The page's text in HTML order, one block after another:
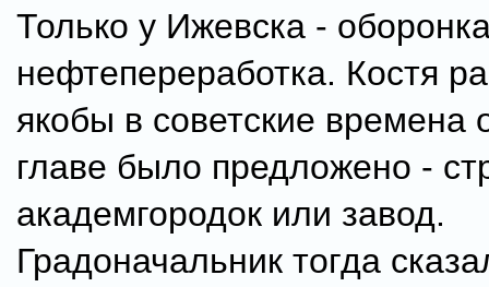
Только у Ижевска -
нефтепереработка. Костя
якобы в советские времена
главе было предложено -
академгородок или завод.
Градоначальник тогда